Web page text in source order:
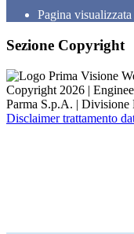
Pagina visualizzata
Sezione Copyright
Copyright 2026 |
Parma S.p.A. |
Disclaimer trattamento